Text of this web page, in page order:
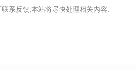
系反馈,本站将尽快处理相关内容.